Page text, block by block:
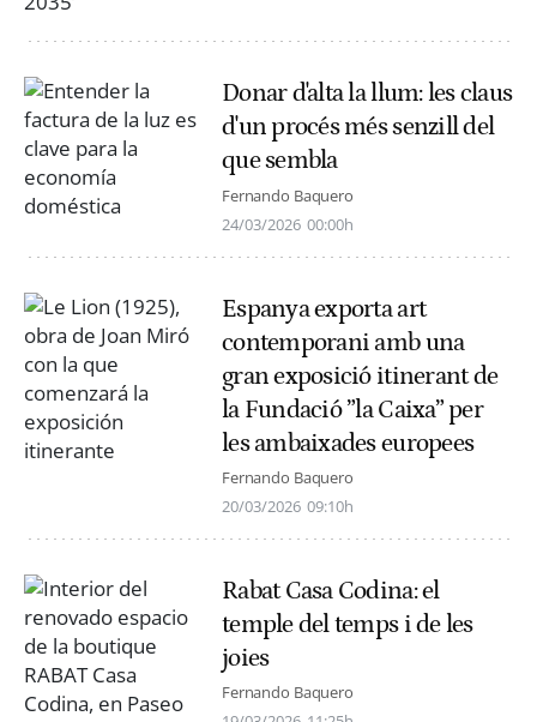
Donar d'alta la llum: les claus
d'un procés més senzill del
que sembla
Fernando Baquero
24/03/2026 00:00h
Espanya exporta art
contemporani amb una
gran exposició itinerant de
la Fundació ”la Caixa” per
les ambaixades europees
Fernando Baquero
20/03/2026 09:10h
Rabat Casa Codina: el
temple del temps i de les
joies
Fernando Baquero